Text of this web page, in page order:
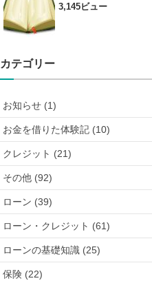
3,145ビュー
カテゴリー
お知らせ (1)
お金を借りた体験記 (10)
クレジット (21)
その他 (92)
ローン (39)
ローン・クレジット (61)
ローンの基礎知識 (25)
保険 (22)